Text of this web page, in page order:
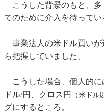
こうした背景のもと、多
てのために介入を待ってい
事業法人の米ドル買いが
ら把握していました。
こうした場合、個人的に
ドル/円、クロス円
（米ドル
グにするところ。